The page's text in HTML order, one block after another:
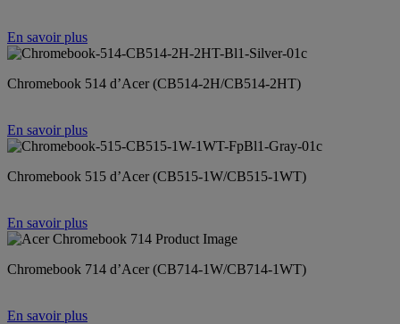
En savoir plus
Chromebook 514 d’Acer (CB514-2H/CB514-2HT)
En savoir plus
Chromebook 515 d’Acer (CB515-1W/CB515-1WT)
En savoir plus
Chromebook 714 d’Acer (CB714-1W/CB714-1WT)
En savoir plus